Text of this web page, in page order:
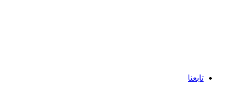
تابعنا